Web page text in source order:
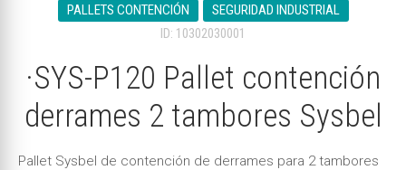
PALLETS CONTENCIÓN
SEGURIDAD INDUSTRIAL
ID: 10302030001
·SYS-P120 Pallet contención
derrames 2 tambores Sysbel
Pallet Sysbel de contención de derrames para 2 tambores